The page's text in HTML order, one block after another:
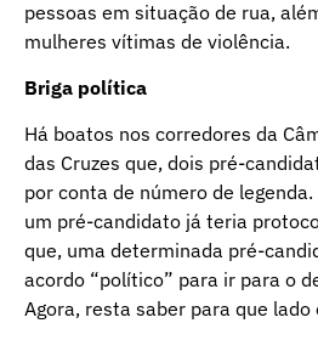
pessoas em situação de rua,
mulheres vítimas de violência.
Briga política
Há boatos nos corredores da
das Cruzes que, dois pré-
por conta de número de
um pré-candidato já teria
que, uma determinada pré-
acordo “político” para ir para o
Agora, resta saber para que